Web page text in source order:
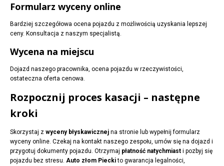
Formularz wyceny online
Bardziej szczegółowa ocena pojazdu z możliwością uzyskania lepszej
ceny. Konsultacja z naszym specjalistą.
Wycena na miejscu
Dojazd naszego pracownika, ocena pojazdu w rzeczywistości,
ostateczna oferta cenowa.
Rozpocznij proces kasacji – następne
kroki
Skorzystaj z wyceny błyskawicznej na stronie lub wypełnij formularz
wyceny online. Czekaj na kontakt naszego zespołu, umów się na dojazd i
przygotuj dokumenty pojazdu. Otrzymaj płatność natychmiast i pozbyj się
pojazdu bez stresu. Auto złom Pieckito gwarancja legalności,